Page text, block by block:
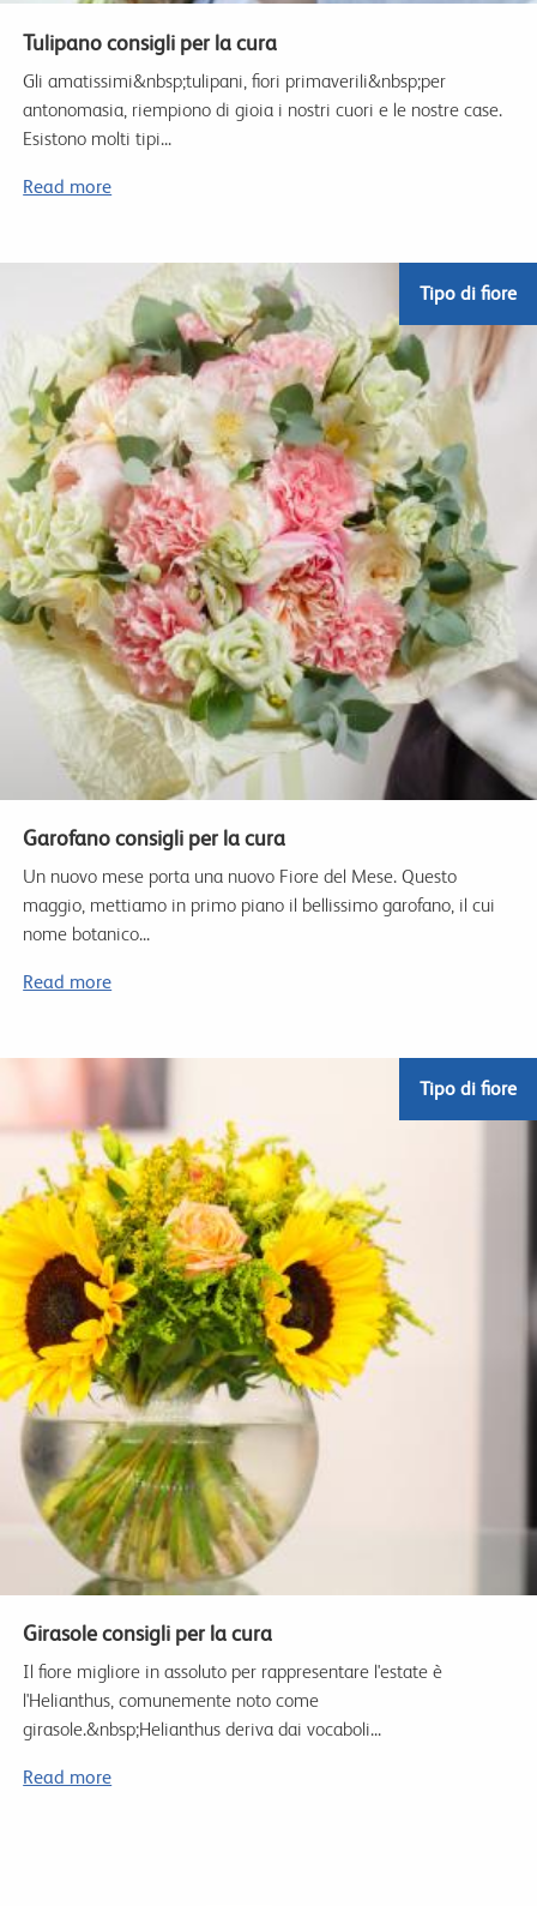
Tulipano consigli per la cura
Gli amatissimi&nbsp;tulipani, fiori primaverili&nbsp;per
antonomasia, riempiono di gioia i nostri cuori e le nostre case.
Esistono molti tipi...
Read more
Tipo di fiore
Garofano consigli per la cura
Un nuovo mese porta una nuovo Fiore del Mese. Questo
maggio, mettiamo in primo piano il bellissimo garofano, il cui
nome botanico...
Read more
Tipo di fiore
Girasole consigli per la cura
Il fiore migliore in assoluto per rappresentare l'estate è
l'Helianthus, comunemente noto come
girasole.&nbsp;Helianthus deriva dai vocaboli...
Read more